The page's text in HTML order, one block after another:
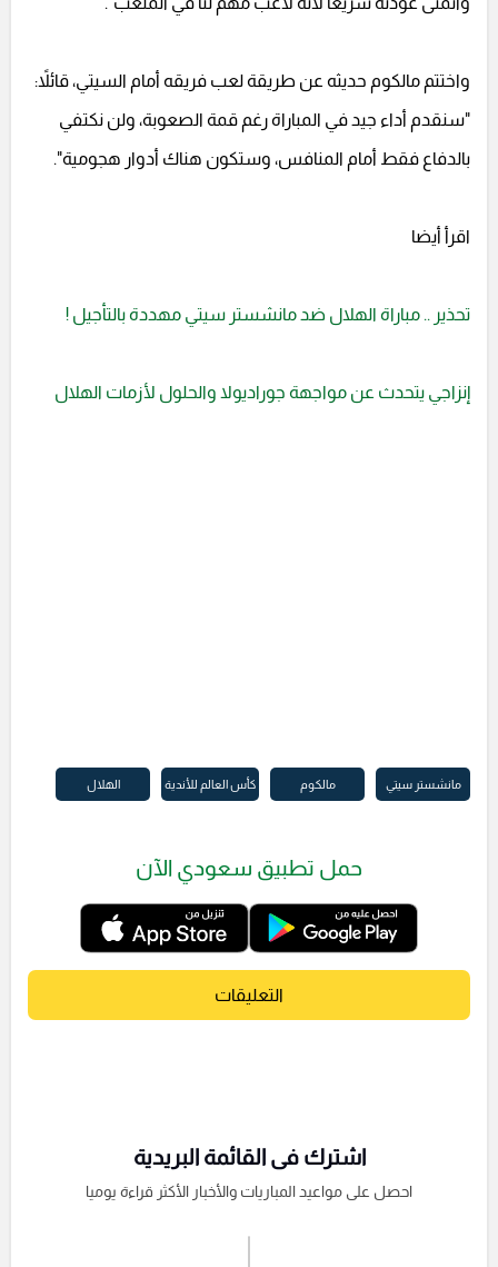
واختتم مالكوم حديثه عن طريقة لعب فريقه أمام السيتي، قائلاً:
"سنقدم أداء جيد في المباراة رغم قمة الصعوبة، ولن نكتفي
بالدفاع فقط أمام المنافس، وستكون هناك أدوار هجومية".
اقرأ أيضا
تحذير .. مباراة الهلال ضد مانشستر سيتي مهددة بالتأجيل !
إنزاجي يتحدث عن مواجهة جوراديولا والحلول لأزمات الهلال
مانشستر سيتي مالكوم كأس العالم للأندية الهلال
حمل تطبيق سعودي الآن
التعليقات
اشترك فى القائمة البريدية
احصل على مواعيد المباريات والأخبار الأكثر قراءة يوميا